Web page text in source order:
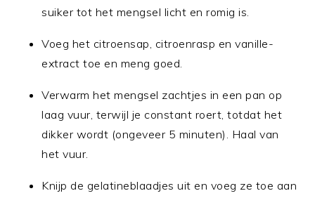
suiker tot het mengsel licht en romig is.
Voeg het citroensap, citroenrasp en vanille-
extract toe en meng goed.
Verwarm het mengsel zachtjes in een pan op
laag vuur, terwijl je constant roert, totdat het
dikker wordt (ongeveer 5 minuten). Haal van
het vuur.
Knijp de gelatineblaadjes uit en voeg ze toe aan